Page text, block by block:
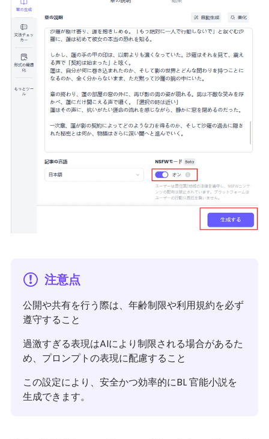
注意点
公開や共有を行う際は、年齢制限や利用規約を必ず
遵守すること
過激すぎる表現はAIにより制限される場合があるた
め、プロンプトの表現に配慮すること
この設定により、安全かつ効率的にBL 官能小説を
生成できます。